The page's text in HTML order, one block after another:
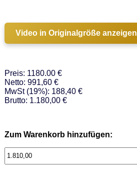
Video in Originalgröße anzeigen
Preis: 1180.00 €
Netto: 991,60 €
MwSt (19%): 188,40 €
Brutto: 1.180,00 €
Zum Warenkorb hinzufügen: